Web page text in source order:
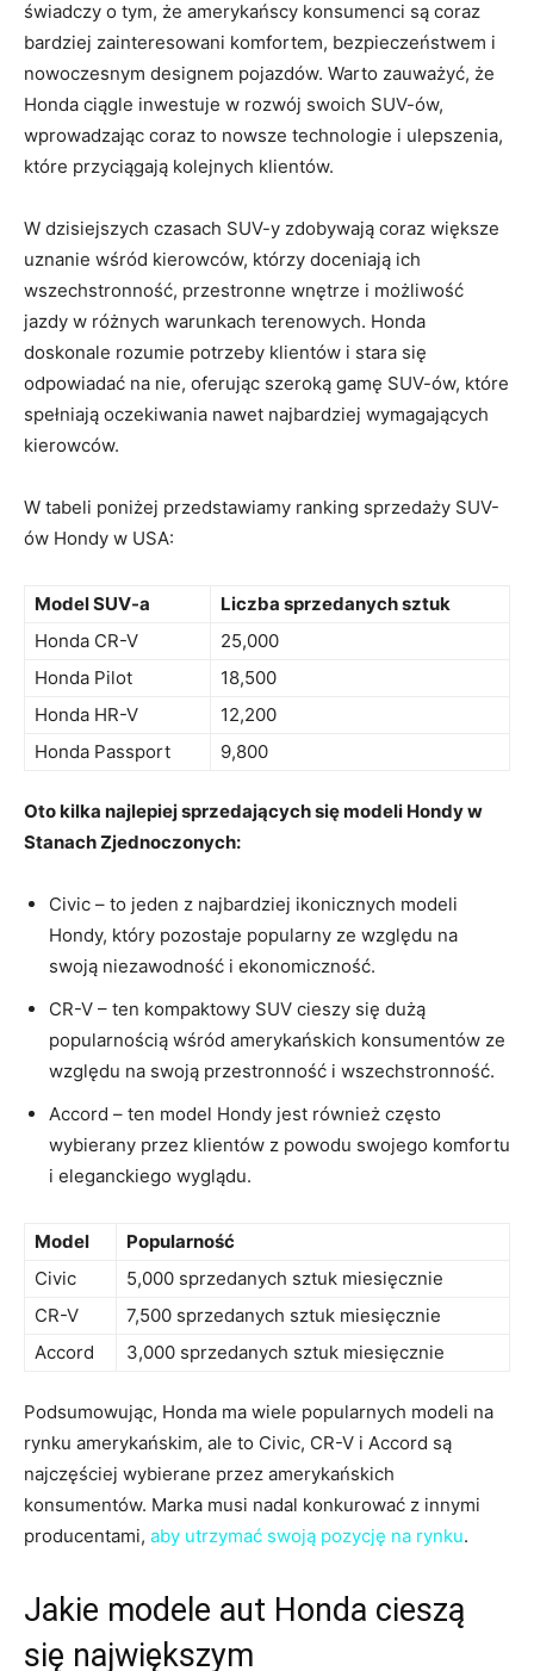
świadczy o tym, że amerykańscy konsumenci są coraz
bardziej zainteresowani komfortem, bezpieczeństwem i
nowoczesnym designem pojazdów. Warto zauważyć, że
Honda ciągle inwestuje w⁤ rozwój swoich SUV-ów,‍
wprowadzając​ coraz⁤ to nowsze technologie i ulepszenia,
które przyciągają kolejnych klientów.
W dzisiejszych czasach SUV-y zdobywają coraz większe
uznanie wśród kierowców, którzy doceniają ich
wszechstronność, przestronne wnętrze i możliwość
jazdy w różnych warunkach terenowych. Honda
doskonale rozumie potrzeby klientów i stara się
odpowiadać na nie, oferując szeroką gamę SUV-ów, które
spełniają oczekiwania⁤ nawet najbardziej⁤ wymagających
kierowców.
W tabeli poniżej przedstawiamy ranking sprzedaży SUV-
ów Hondy w USA:
Model SUV-a
Liczba sprzedanych sztuk
Honda CR-V
25,000
Honda Pilot
18,500
Honda HR-V
12,200
Honda Passport
9,800
Oto kilka‍ najlepiej sprzedających się modeli Hondy w
Stanach Zjednoczonych:
Civic – ⁢to jeden‌ z najbardziej ikonicznych modeli
Hondy, który pozostaje popularny ze względu⁢ na ​
swoją niezawodność i ekonomiczność.
CR-V‍ – ten kompaktowy SUV cieszy się dużą⁢
popularnością wśród amerykańskich konsumentów ze
względu na ⁢swoją przestronność i wszechstronność.
Accord – ten model Hondy jest⁢ również często
wybierany przez klientów z powodu swojego komfortu
i eleganckiego wyglądu.
Model
Popularność
Civic
5,000 sprzedanych sztuk miesięcznie
CR-V
7,500 sprzedanych sztuk miesięcznie
Accord
3,000 sprzedanych sztuk miesięcznie
Podsumowując, Honda ma wiele popularnych modeli na
rynku amerykańskim, ale to Civic, CR-V‍ i Accord są
najczęściej wybierane przez‍ amerykańskich
konsumentów. Marka musi nadal konkurować z innymi
‍producentami, aby utrzymać swoją pozycję na rynku.
Jakie modele aut Honda cieszą
się największym